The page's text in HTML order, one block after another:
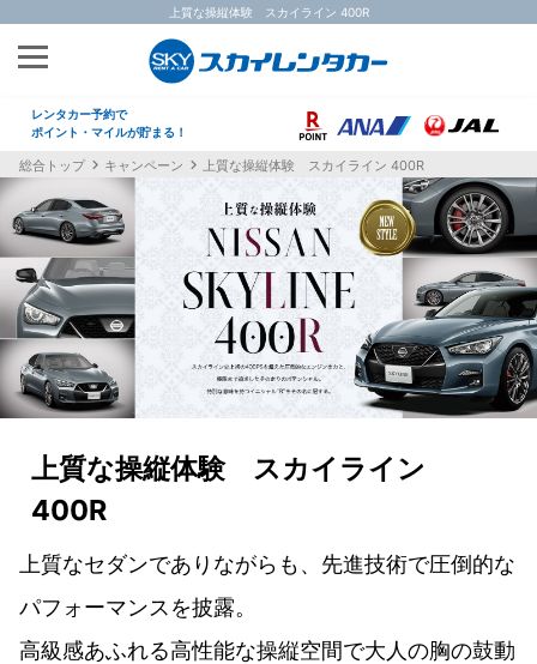
上質な操縦体験 スカイライン 400R
レンタカー予約で
ポイント・マイルが貯まる！
総合トップ キャンペーン 上質な操縦体験 スカイライン 400R
上質な操縦体験 スカイライン
400R
上質なセダンでありながらも、先進技術で圧倒的な
パフォーマンスを披露。
高級感あふれる高性能な操縦空間で大人の胸の鼓動